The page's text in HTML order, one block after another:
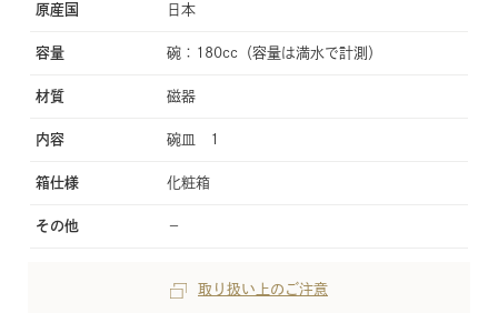
原産国 日本
容量 碗：180cc（容量は満水で計測）
材質 磁器
内容 碗皿 1
箱仕様 化粧箱
その他 −
取り扱い上のご注意